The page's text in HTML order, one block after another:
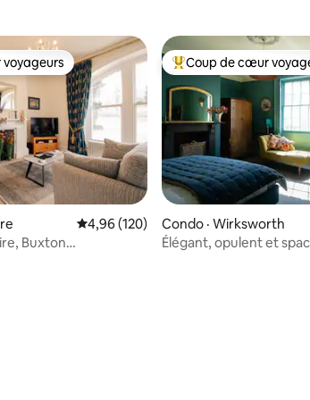
commentaires
parmi les plus aimés
Note moyenne de 4,96 sur 5, 120
4,96 (120)
Buxton
Coup de cœur
Coup de cœur
Condo · Wirksworth
Élégant, opulent et